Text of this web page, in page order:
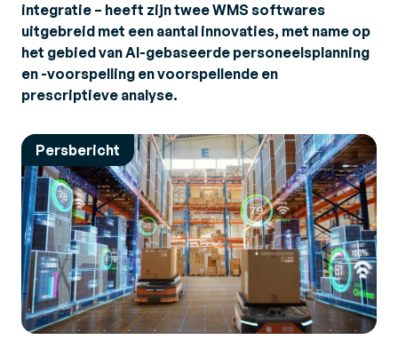
integratie – heeft zijn twee WMS softwares
uitgebreid met een aantal innovaties, met name op
het gebied van AI-gebaseerde personeelsplanning
en -voorspelling en voorspellende en
prescriptieve analyse.
Persbericht